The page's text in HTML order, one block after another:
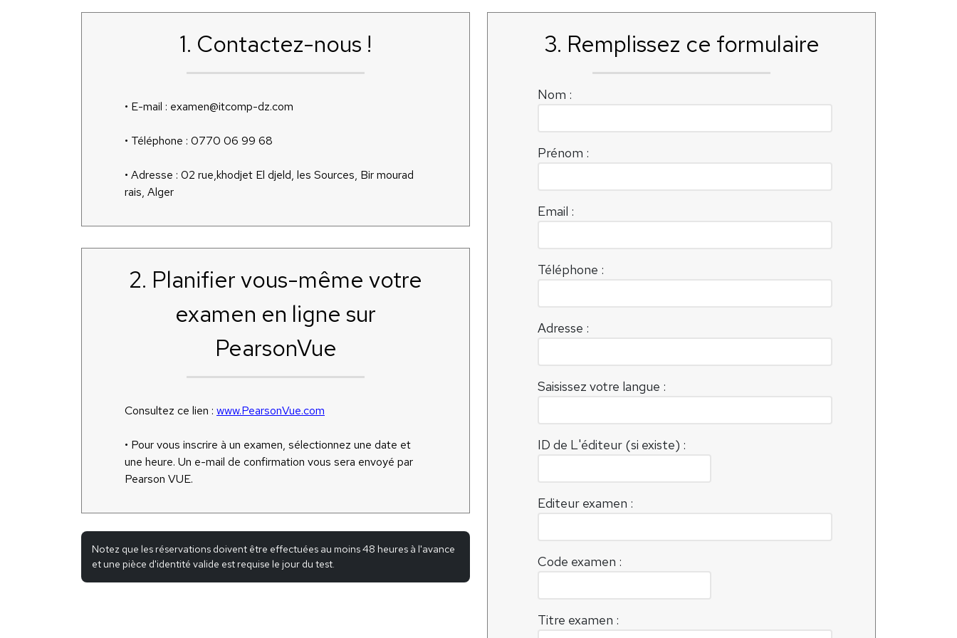
1. Contactez-nous !
• E-mail : examen@itcomp-dz.com
• Téléphone : 0770 06 99 68
• Adresse : 02 rue,khodjet El djeld, les Sources, Bir mourad
rais, Alger
2. Planifier vous-même votre
examen en ligne sur
PearsonVue
Consultez ce lien : www.PearsonVue.com
• Pour vous inscrire à un examen, sélectionnez une date et
une heure. Un e-mail de confirmation vous sera envoyé par
Pearson VUE.
Notez que les réservations doivent être effectuées au moins 48 heures à l'avance
et une pièce d'identité valide est requise le jour du test.
3. Remplissez ce formulaire
Nom :
Prénom :
Email :
Téléphone :
Adresse :
Saisissez votre langue :
ID de L'éditeur (si existe) :
Editeur examen :
Code examen :
Titre examen :